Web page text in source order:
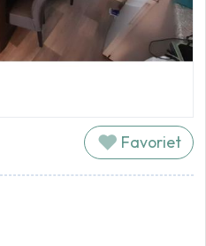
Favoriet